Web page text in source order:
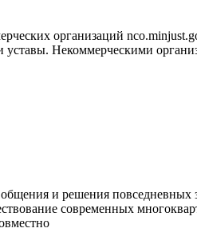
организаций
уставы. Некоммерческими
и решения повседневных
современных